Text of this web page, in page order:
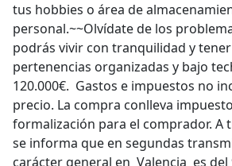
tus hobbies o área de
personal.~~Olvídate de los
podrás vivir con tranquilidad y
pertenencias organizadas y bajo
120.000€. Gastos e impuestos no
precio. La compra conlleva
formalización para el comprador. A
se informa que en segundas
carácter general en Valencia es del